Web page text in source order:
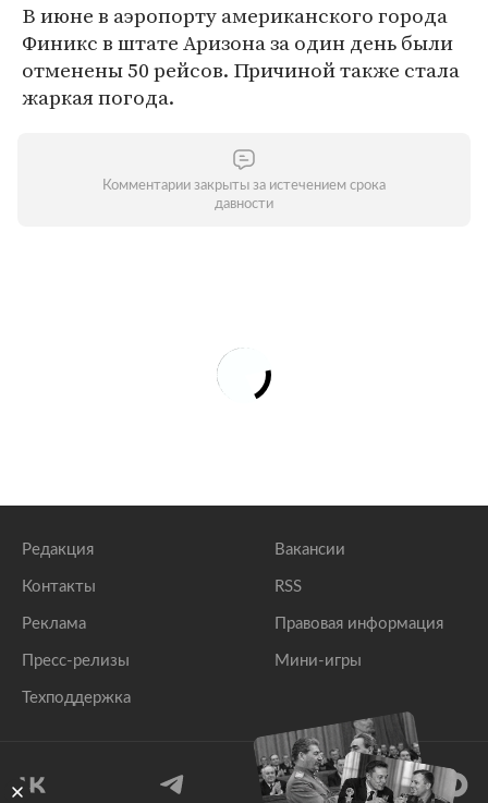
В июне в аэропорту американского города
Финикс в штате Аризона за один день были
отменены 50 рейсов. Причиной также стала
жаркая погода.
Комментарии закрыты за истечением срока
давности
Редакция
Контакты
Реклама
Пресс-релизы
Техподдержка
Вакансии
RSS
Правовая информация
Мини-игры